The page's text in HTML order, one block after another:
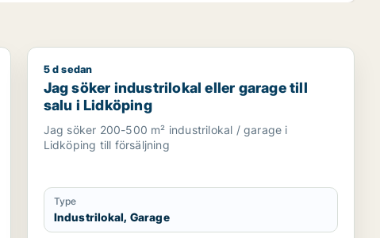
showroom, fastighetsmark eller garage för
eller Lidköping
Jag söker industrilokal eller garage till salu i
5 d sedan
Jag söker industrilokal eller garage till
salu i Lidköping
Jag söker 200-500 m² industrilokal / garage i
Lidköping till försäljning
Type
Industrilokal, Garage